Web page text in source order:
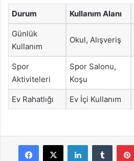
Durum Kullanım Alanı
Günlük
Kullanım
Okul, Alışveriş
Spor
Aktiviteleri
Spor Salonu,
Koşu
Ev Rahatlığı Ev İçi Kullanım
Facebook
X LinkedInTumblr